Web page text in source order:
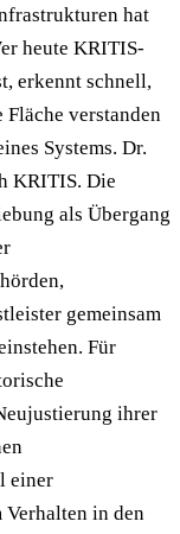
hat
heute KRITIS-
erkennt schnell,
Fläche verstanden
Systems. Dr.
KRITIS. Die
als Übergang
gemeinsam
Für
ihrer
einer
Verhalten in den